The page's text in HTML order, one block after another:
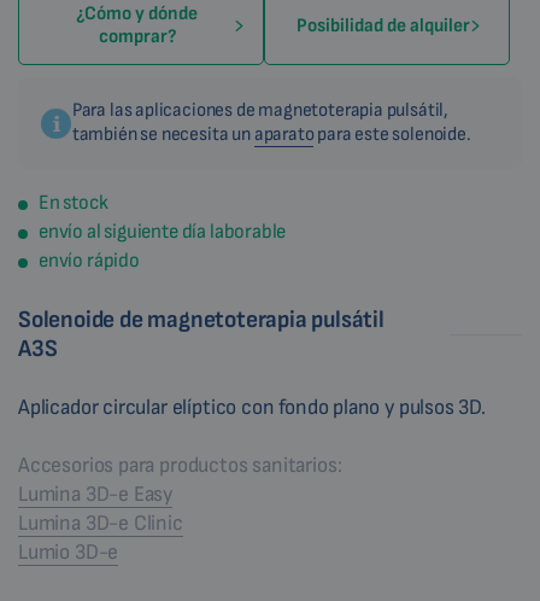
¿Cómo y dónde
comprar?
Posibilidad de alquiler
Para las aplicaciones de magnetoterapia pulsátil,
también se necesita un aparato para este solenoide.
En stock
envío al siguiente día laborable
envío rápido
Solenoide de magnetoterapia pulsátil
A3S
Aplicador circular elíptico con fondo plano y pulsos 3D.
Accesorios para productos sanitarios:
Lumina 3D-e Easy
Lumina 3D-e Clinic
Lumio 3D-e